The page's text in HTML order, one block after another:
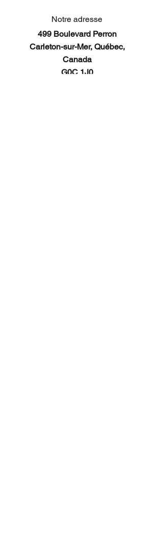
Notre adresse
499 Boulevard Perron
Carleton-sur-Mer, Québec,
Canada
G0C 1J0